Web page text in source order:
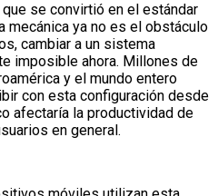
se convirtió en el estándar
mecánica ya no es el obstáculo
cambiar a un sistema
imposible ahora. Millones de
y el mundo entero
con esta configuración desde
afectaría la productividad de
en general.